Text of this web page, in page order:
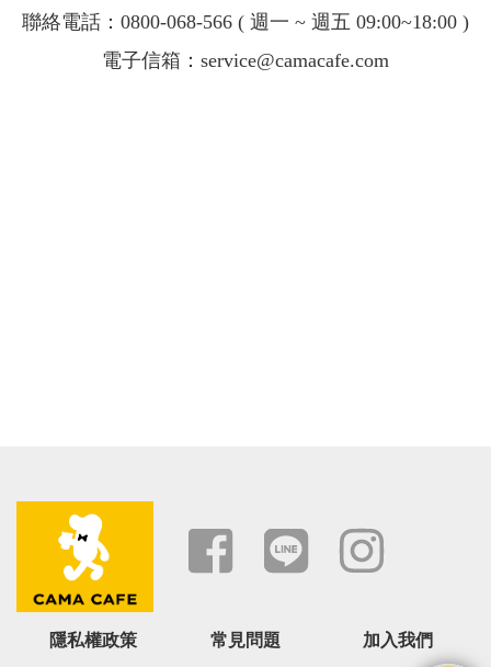
聯絡電話：0800-068-566 ( 週一 ~ 週五 09:00~18:00 )
電子信箱：service@camacafe.com
隱私權政策 常見問題 加入我們